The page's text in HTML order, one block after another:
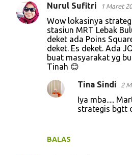
Nurul Sufitri 1 Maret
Wow lokasinya
stasiun MRT Lebak
deket ada Poins
deket. Es deket. Ada
buat masyarakat yg
Tinah 😊
BALAS
Tina Sindi 2
Iya mba.....
strategis bgtt